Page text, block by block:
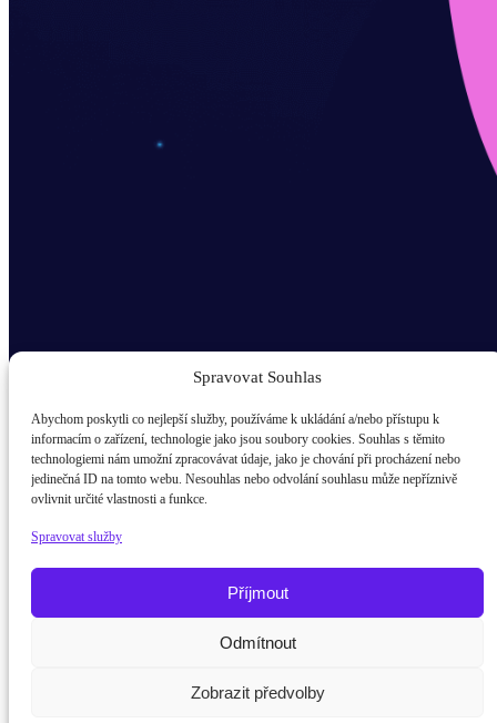
Spravovat Souhlas
Abychom poskytli co nejlepší služby, používáme k ukládání a/nebo přístupu k
informacím o zařízení, technologie jako jsou soubory cookies. Souhlas s těmito
technologiemi nám umožní zpracovávat údaje, jako je chování při procházení nebo
jedinečná ID na tomto webu. Nesouhlas nebo odvolání souhlasu může nepříznivě
ovlivnit určité vlastnosti a funkce.
Spravovat služby
Příjmout
Odmítnout
Zobrazit předvolby
Odběr novinek popup
E-mail
žák / student
Rodič